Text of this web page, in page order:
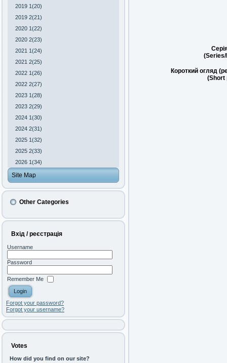
2019 1(20)
2019 2(21)
2020 1(22)
2020 2(23)
2021 1(24)
2021 2(25)
2022 1(26)
2022 2(27)
2023 1(28)
2023 2(29)
2024 1(30)
2024 2(31)
2025 1(32)
2025 2(33)
2026 1(34)
Site Map
Other Categories
Вхід / реєстрація
Username
Password
Remember Me
Forgot your password?
Forgot your username?
Votes
How did you find on our site?
Короткий огляд
(Short